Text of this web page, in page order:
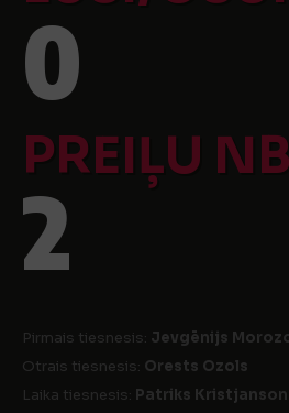
0
PREIĻU
2
Pirmais tiesnesis: Jevgēnijs
Otrais tiesnesis: Orests Ozols
Laika tiesnesis: Patriks